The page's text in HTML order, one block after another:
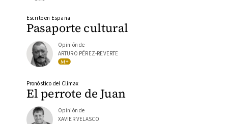
Pasaporte cultural
Escrito en España
Opinión de
ARTURO PÉREZ-REVERTE
El perrote de Juan
Pronóstico del Clímax
Opinión de
XAVIER VELASCO